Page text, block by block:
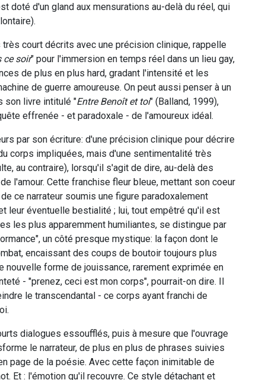
doté d'un gland aux mensurations au-delà du réel, qui
court décrits avec une précision clinique, rappelle
ce soir" pour l'immersion en temps réel dans un lieu gay,
de plus en plus hard, gradant l'intensité et les
de guerre amoureuse. On peut aussi penser à un
son livre intitulé "Entre Benoît et toi" (Balland, 1999),
effrenée - et paradoxale - de l'amoureux idéal.
par son écriture: d'une précision clinique pour décrire
corps impliquées, mais d'une sentimentalité très
au contraire), lorsqu'il s'agit de dire, au-delà des
l'amour. Cette franchise fleur bleue, mettant son coeur
ce narrateur soumis une figure paradoxalement
leur éventuelle bestialité ; lui, tout empêtré qu'il est
les plus apparemment humiliantes, se distingue par
un côté presque mystique: la façon dont le
encaissant des coups de boutoir toujours plus
nouvelle forme de jouissance, rarement exprimée en
- "prenez, ceci est mon corps", pourrait-on dire. Il
le transcendantal - ce corps ayant franchi de
dialogues essoufflés, puis à mesure que l'ouvrage
le narrateur, de plus en plus de phrases suivies
page de la poésie. Avec cette façon inimitable de
Et : l'émotion qu'il recouvre. Ce style détachant et